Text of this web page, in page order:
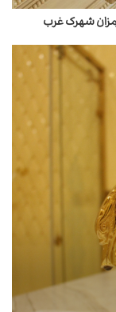
شهرک غرب